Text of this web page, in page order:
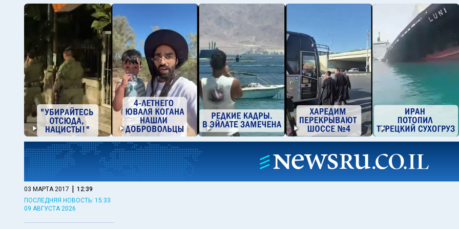
03 МАРТА 2017 | 12:39
ПОСЛЕДНЯЯ НОВОСТЬ: 15:33
09 АВГУСТА 2026